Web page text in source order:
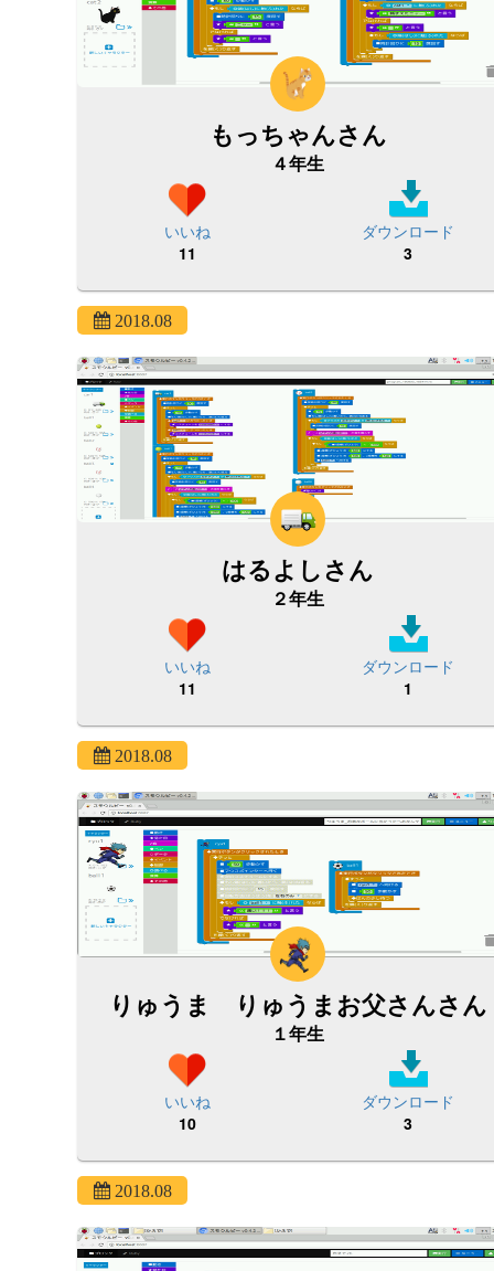
もっちゃんさん
４年生
いいね
11
ダウンロード
3
2018.08
はるよしさん
２年生
いいね
11
ダウンロード
1
2018.08
りゅうま りゅうまお父さんさん
１年生
いいね
10
ダウンロード
3
2018.08